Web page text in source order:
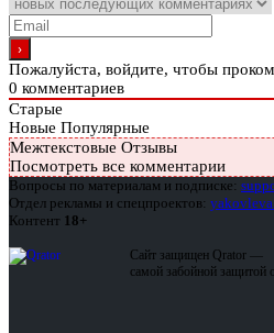
Пожалуйста, войдите, чтобы
0 комментариев
Старые
Новые Популярные
Межтекстовые Отзывы
Посмотреть все комментарии
Вопросы по материалам и подписке:
Отдел рекламы и спецпроектов:
Контент 18+
Сайт защищен Qrator —
самой забойной защитой